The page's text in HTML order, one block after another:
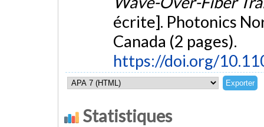
écrite]. Photonics
Canada (2 pages).
https://doi.org/
Statistiques